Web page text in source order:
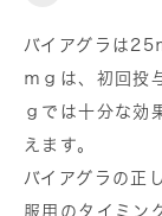
バイアグラは25
ｍｇは、初回投
ｇでは十分な効
えます。
バイアグラの正
服用のタイミン